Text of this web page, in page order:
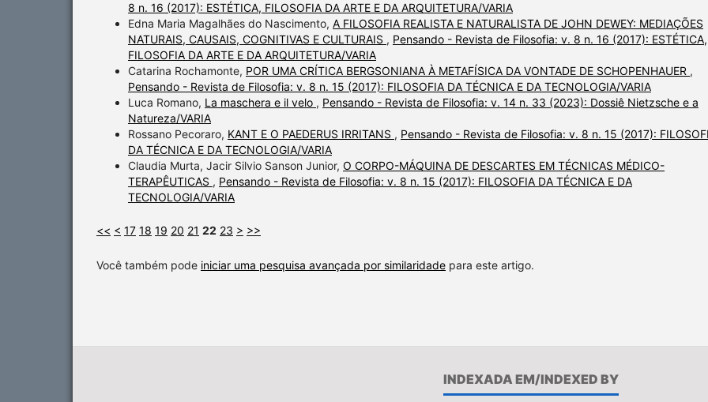
8 n. 16 (2017): ESTÉTICA, FILOSOFIA DA ARTE E DA ARQUITETURA/VARIA
Edna Maria Magalhães do Nascimento, A FILOSOFIA REALISTA E NATURALISTA DE JOHN DEWEY: MEDIAÇÕES
NATURAIS, CAUSAIS, COGNITIVAS E CULTURAIS , Pensando - Revista de Filosofia: v. 8 n. 16 (2017): ESTÉTICA,
FILOSOFIA DA ARTE E DA ARQUITETURA/VARIA
Catarina Rochamonte, POR UMA CRÍTICA BERGSONIANA À METAFÍSICA DA VONTADE DE SCHOPENHAUER ,
Pensando - Revista de Filosofia: v. 8 n. 15 (2017): FILOSOFIA DA TÉCNICA E DA TECNOLOGIA/VARIA
Luca Romano, La maschera e il velo , Pensando - Revista de Filosofia: v. 14 n. 33 (2023): Dossiê Nietzsche e a
Natureza/VARIA
Rossano Pecoraro, KANT E O PAEDERUS IRRITANS , Pensando - Revista de Filosofia: v. 8 n. 15 (2017):
DA TÉCNICA E DA TECNOLOGIA/VARIA
Claudia Murta, Jacir Silvio Sanson Junior, O CORPO-MÁQUINA DE DESCARTES EM TÉCNICAS MÉDICO-
TERAPÊUTICAS , Pensando - Revista de Filosofia: v. 8 n. 15 (2017): FILOSOFIA DA TÉCNICA E DA
TECNOLOGIA/VARIA
<< < 17 18 19 20 21 22 23 > >>
Você também pode iniciar uma pesquisa avançada por similaridade para este artigo.
INDEXADA EM/INDEXED BY